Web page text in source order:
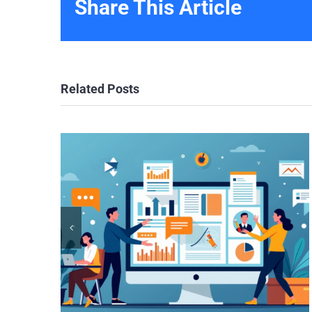
Share This Article
Related Posts